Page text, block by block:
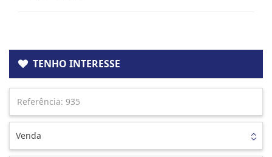
TENHO INTERESSE
Venda